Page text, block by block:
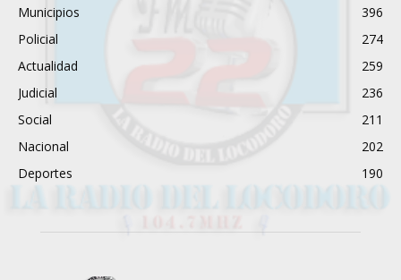
Municipios
396
Policial
274
Actualidad
259
Judicial
236
Social
211
Nacional
202
Deportes
190